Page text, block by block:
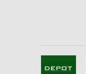
Notwendig